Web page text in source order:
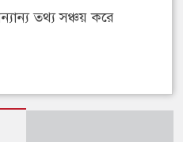
তথ্য সঞ্চয় করে